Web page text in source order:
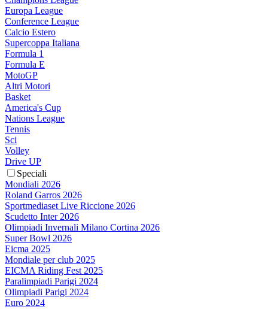
Europa League
Conference League
Calcio Estero
Supercoppa Italiana
Formula 1
Formula E
MotoGP
Altri Motori
Basket
America's Cup
Nations League
Tennis
Sci
Volley
Drive UP
Speciali
Mondiali 2026
Roland Garros 2026
Sportmediaset Live Riccione 2026
Scudetto Inter 2026
Olimpiadi Invernali Milano Cortina 2026
Super Bowl 2026
Eicma 2025
Mondiale per club 2025
EICMA Riding Fest 2025
Paralimpiadi Parigi 2024
Olimpiadi Parigi 2024
Euro 2024